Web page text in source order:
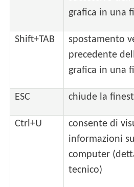
grafica in una
Shift+TAB
spostamento
precedente
grafica in una
ESC chiude la
Ctrl+U
consente di
informazioni
computer
tecnico)